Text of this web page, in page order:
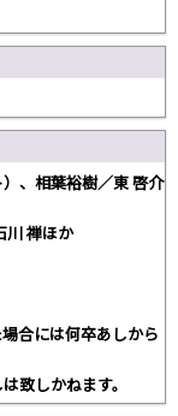
、相葉裕樹／東 啓介
川 禅ほか
合には何卒あしから
致しかねます。